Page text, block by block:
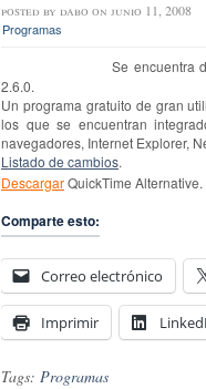
posted by dabo on junio 11, 2008
Programas
Se encuentra
2.6.0.
Un programa gratuito de gran
los que se encuentran
navegadores, Internet Explorer,
Listado de cambios.
DescargarQuickTime Alternative.
Comparte esto:
Correo electrónico
Imprimir
Tags: Programas